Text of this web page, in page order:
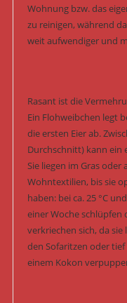
Wohnung bzw. das
zu reinigen, während
weit aufwendiger und
Rasant ist die
Ein Flohweibchen legt
die ersten Eier ab.
Durchschnitt) kann ein
Sie liegen im Gras
Wohntextilien, bis sie
haben: bei ca. 25 °C
einer Woche schlüpfen
verkriechen sich, da
den Sofaritzen oder
einem Kokon